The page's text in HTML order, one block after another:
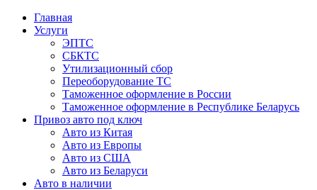
Главная
Услуги
ЭПТС
СБКТС
Утилизационный сбор
Переоборудование ТС
Таможенное оформление в России
Таможенное оформление в Республике Беларусь
Привоз авто под ключ
Авто из Китая
Авто из Европы
Авто из США
Авто из Беларуси
Авто в наличии